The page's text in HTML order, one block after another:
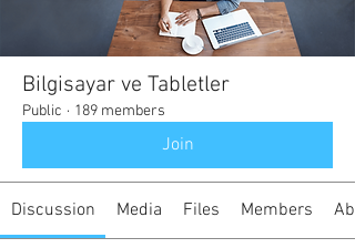
Bilgisayar ve Tabletler
Public · 189 members
Join
Discussion Media Files Members